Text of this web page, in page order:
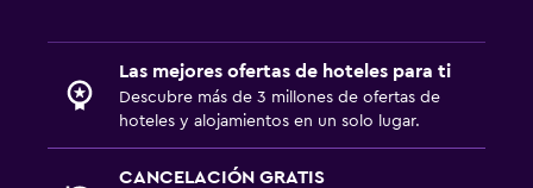
Las mejores ofertas de hoteles para ti
Descubre más de 3 millones de ofertas de
hoteles y alojamientos en un solo lugar.
CANCELACIÓN GRATIS